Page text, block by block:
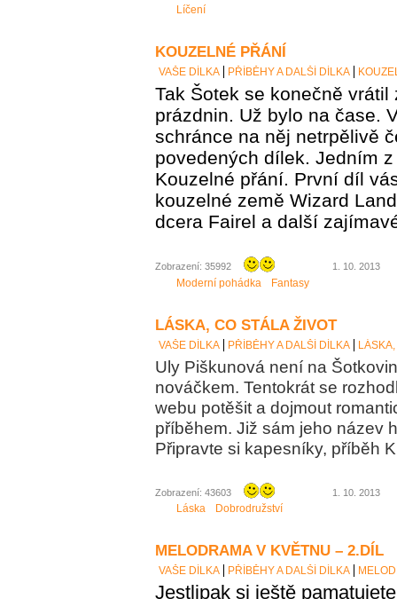
Líčení
KOUZELNÉ PŘÁNÍ
VAŠE DÍLKA PŘÍBĚHY A DALŠÍ DÍLKA
Tak Šotek se konečně vrátil
prázdnin. Už bylo na čase.
schránce na něj netrpělivě
povedených dílek. Jedním
Kouzelné přání. První díl
kouzelné země Wizard
dcera Fairel a další
Zobrazení: 35992 1. 10. 2013
Moderní pohádka Fantasy
LÁSKA, CO STÁLA ŽIVOT
VAŠE DÍLKA PŘÍBĚHY A DALŠÍ DÍLKA
Uly Piškunová není na
nováčkem. Tentokrát se
webu potěšit a dojmout
příběhem. Již sám jeho název
Připravte si kapesníky, příběh
Zobrazení: 43603 1. 10. 2013
Láska Dobrodružství
MELODRAMA V KVĚTNU – 2.DÍL
VAŠE DÍLKA PŘÍBĚHY A DALŠÍ DÍLKA
Jestlipak si ještě